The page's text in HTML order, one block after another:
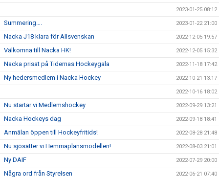
2023-01-25 08:12
Summering…. 2023-01-22 21:00
Nacka J18 klara för Allsvenskan 2022-12-05 19:57
Välkomna till Nacka HK! 2022-12-05 15:32
Nacka prisat på Tidernas Hockeygala 2022-11-18 17:42
Ny hedersmedlem i Nacka Hockey 2022-10-21 13:17
2022-10-16 18:02
Nu startar vi Medlemshockey 2022-09-29 13:21
Nacka Hockeys dag 2022-09-18 18:41
Anmälan öppen till Hockeyfritids! 2022-08-28 21:48
Nu sjösätter vi Hemmaplansmodellen! 2022-08-03 21:01
Ny DAIF 2022-07-29 20:00
Några ord från Styrelsen 2022-06-21 07:40